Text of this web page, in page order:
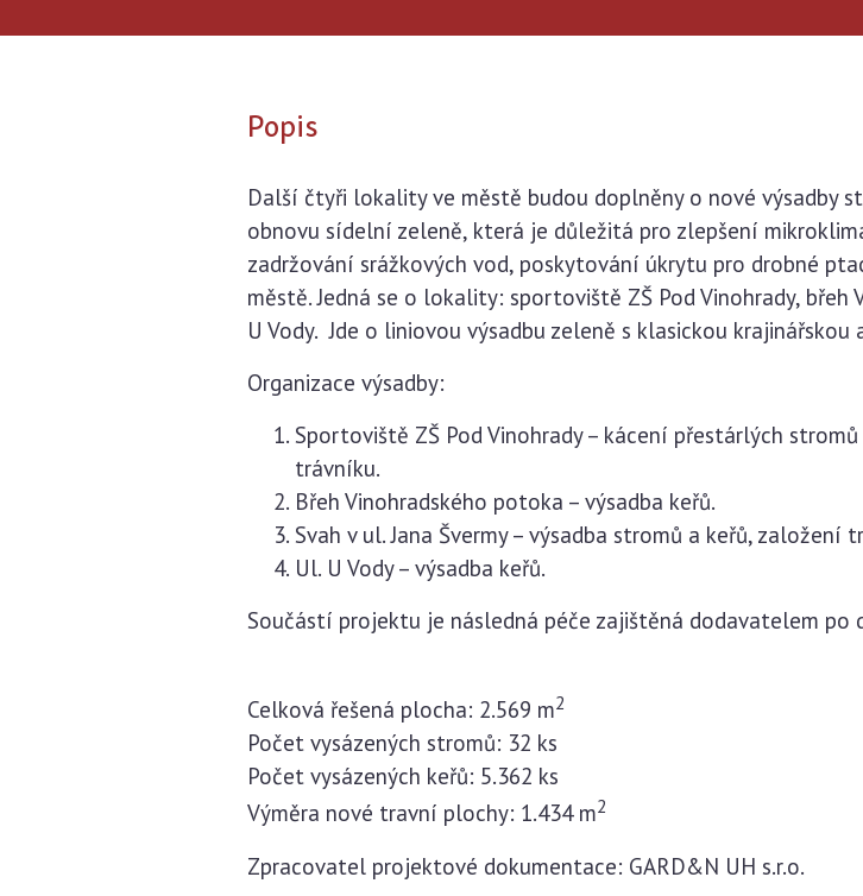
Popis
Další čtyři lokality ve městě budou doplněny o nové výsadby
obnovu sídelní zeleně, která je důležitá pro zlepšení
zadržování srážkových vod, poskytování úkrytu pro drobné
městě. Jedná se o lokality: sportoviště ZŠ Pod Vinohrady, břeh
U Vody. Jde o liniovou výsadbu zeleně s klasickou
Organizace výsadby:
Sportoviště ZŠ Pod Vinohrady – kácení přestárlých
trávníku.
Břeh Vinohradského potoka – výsadba keřů.
Svah v ul. Jana Švermy – výsadba stromů a keřů, založení
Ul. U Vody – výsadba keřů.
Součástí projektu je následná péče zajištěná dodavatelem po
Celková řešená plocha: 2.569 m2
Počet vysázených stromů: 32 ks
Počet vysázených keřů: 5.362 ks
Výměra nové travní plochy: 1.434 m2
Zpracovatel projektové dokumentace: GARD&N UH s.r.o.